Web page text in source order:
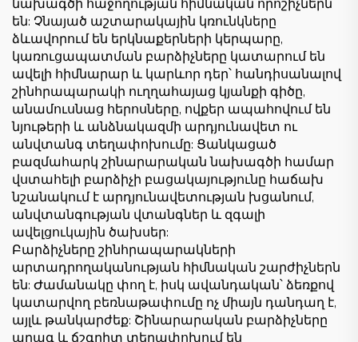
նախագծի հաջողության հիմնական որոշիչներն
են: Չնայած աշտարակային կռունկները
ձևավորում են երկնաքերների կերպարը,
կառուցապատման բարձիչները կատարում են
ավելի հիմնարար և կարևոր դեր՝ հանդիսանալով
շինհրապարակի ուղղահայաց կյանքի գիծը,
անամուսնաց հերոսները, ովքեր ապահովում են
նյութերի և անձնակազմի արդյունավետ ու
անվտանգ տեղափոխումը: Ցանկացած
բազմահարկ շինարարական նախագծի համար
վստահելի բարձիչի բացակայությունը հաճախ
նշանակում է արդյունավետության խցանում,
անվտանգության վտանգներ և զգալի
ավելցուկային ծախսեր:
Բարձիչները շինհրապարակների
արտադրողականության հիմնական շարժիչներն
են: Ժամանակը փող է, իսկ ավանդական՝ ձեռքով
կատարվող բեռնաթափումը ոչ միայն դանդաղ է,
այլև թանկարժեք: Շինարարական բարձիչները
արագ և ճշգրիտ տեղափոխում են